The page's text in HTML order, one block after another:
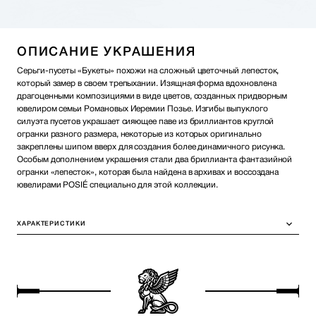
ОПИСАНИЕ УКРАШЕНИЯ
Серьги-пусеты «Букеты» похожи на сложный цветочный лепесток,
который замер в своем трепыхании. Изящная форма вдохновлена
драгоценными композициями в виде цветов, созданных придворным
ювелиром семьи Романовых Иеремии Позье. Изгибы выпуклого
силуэта пусетов украшает сияющее паве из бриллиантов круглой
огранки разного размера, некоторые из которых оригинально
закреплены шипом вверх для создания более динамичного рисунка.
Особым дополнением украшения стали два бриллианта фантазийной
огранки «лепесток», которая была найдена в архивах и воссоздана
ювелирами POSIÉ специально для этой коллекции.
ХАРАКТЕРИСТИКИ